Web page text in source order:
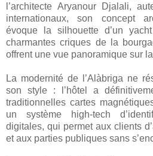
l’architecte Aryanour Djalali,
internationaux, son concept
évoque la silhouette d’un
charmantes criques de la
offrent une vue panoramique sur
La modernité de l’Alàbriga ne
son style : l’hôtel a
traditionnelles cartes
un système high-tech
digitales, qui permet aux clients
et aux parties publiques sans